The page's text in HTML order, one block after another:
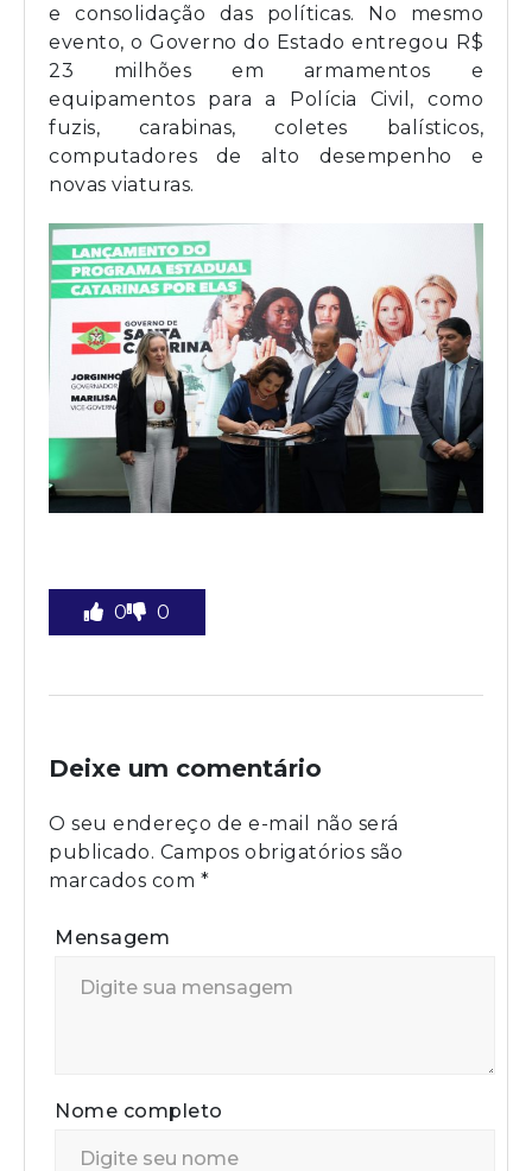
e consolidação das políticas. No mesmo
evento, o Governo do Estado entregou R$
23 milhões em armamentos e
equipamentos para a Polícia Civil, como
fuzis, carabinas, coletes balísticos,
computadores de alto desempenho e
novas viaturas.
0 0
Deixe um comentário
O seu endereço de e-mail não será
publicado. Campos obrigatórios são
marcados com *
Mensagem
Nome completo